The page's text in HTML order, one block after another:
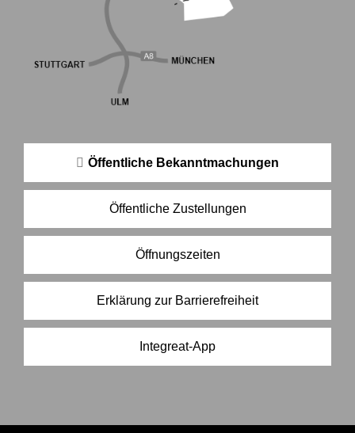
Öffentliche Bekanntmachungen
Öffentliche Zustellungen
Öffnungszeiten
Erklärung zur Barrierefreiheit
Integreat-App